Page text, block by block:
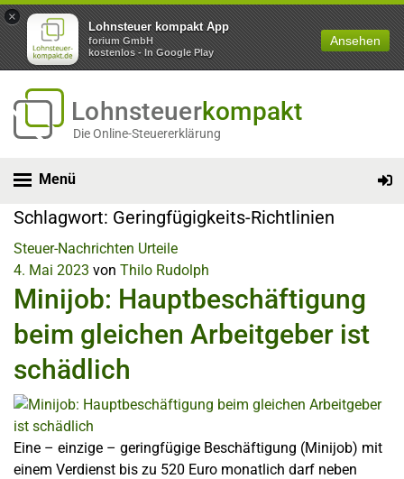
×
Lohnsteuer kompakt App
forium GmbH
kostenlos - In Google Play
Ansehen
Lohnsteuerkompakt
Die Online-Steuererklärung
Menü
Schlagwort: Geringfügigkeits-Richtlinien
Steuer-Nachrichten Urteile
4. Mai 2023 von Thilo Rudolph
Minijob: Hauptbeschäftigung
beim gleichen Arbeitgeber ist
schädlich
Eine – einzige – geringfügige Beschäftigung (Minijob) mit
einem Verdienst bis zu 520 Euro monatlich darf neben